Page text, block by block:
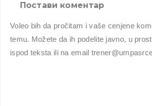
Постави коментар
Voleo bih da pročitam i vaše cenjene
temu. Možete da ih podelite javno, u
ispod teksta ili na email